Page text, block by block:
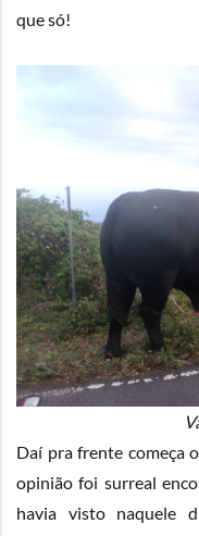
que só!
Daí pra frente começa
opinião foi surreal
havia visto naquele